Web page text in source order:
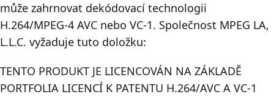
může zahrnovat dekódovací technologii
H.264/MPEG-4 AVC nebo VC-1. Společnost MPEG LA,
L.L.C. vyžaduje tuto doložku:
TENTO PRODUKT JE LICENCOVÁN NA ZÁKLADĚ
PORTFOLIA LICENCÍ K PATENTU H.264/AVC A VC-1